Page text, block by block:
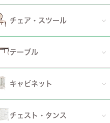
2人掛けソファ
カウチソファ
オットマン・スツール
ファブリックソファ
シングルベッド
ダブルベッド
ワイドダブルベッド
全てのダイニングテーブルセット
4人用ダイニングテーブルセット
伸長式テーブルセット
チェア・スツール
全てのチェア
アームチェア
テーブル
全てのテーブル
キャビネット
キャビネット・カップボード
チェスト・タンス